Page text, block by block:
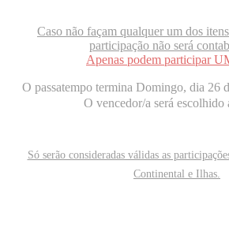
Caso não façam qualquer um dos
participação não será
Apenas podem participar
O passatempo termina Domingo, dia 26
O vencedor/a será escolhido
Só serão consideradas válidas as
Continental e Ilhas.